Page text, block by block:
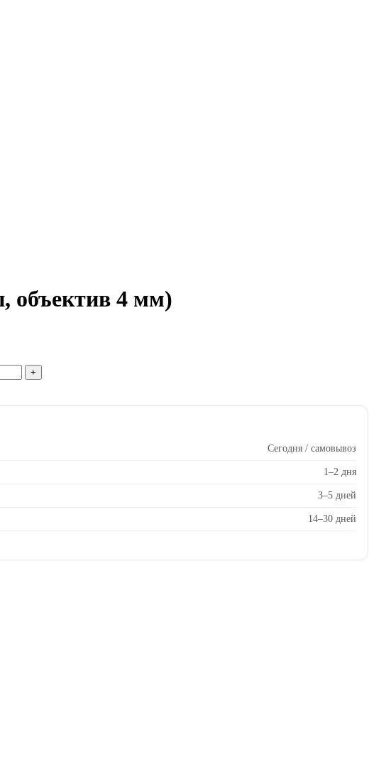
объектив 4 мм)
Сегодня / самовывоз
1–2 дня
3–5 дней
14–30 дней